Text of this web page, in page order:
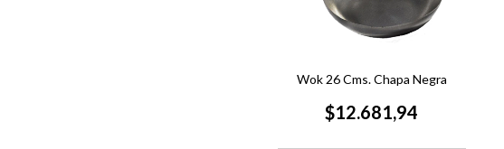
Wok 26 Cms. Chapa Negra
$12.681,94